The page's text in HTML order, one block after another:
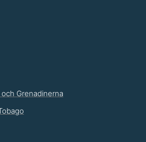
Grenadinerna